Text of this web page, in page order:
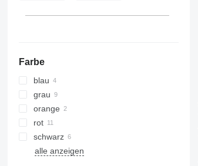
Farbe
blau
grau
orange
rot
schwarz
alle anzeigen